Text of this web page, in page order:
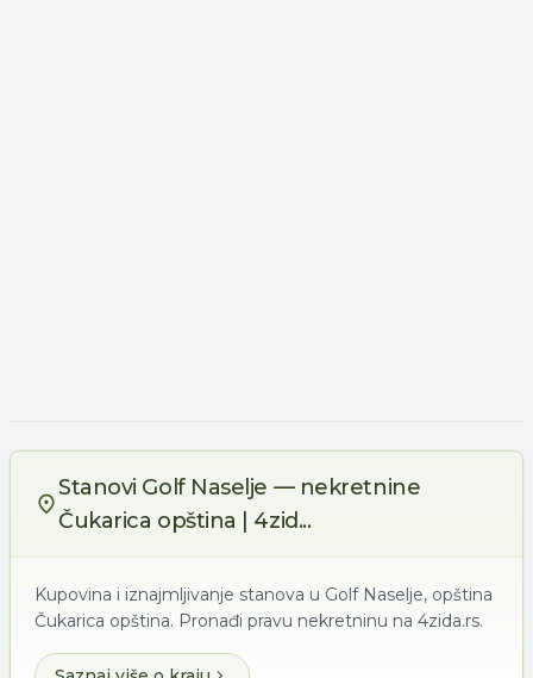
Stanovi Golf Naselje — nekretnine
Čukarica opština | 4zid...
Kupovina i iznajmljivanje stanova u Golf Naselje, opština
Čukarica opština. Pronađi pravu nekretninu na 4zida.rs.